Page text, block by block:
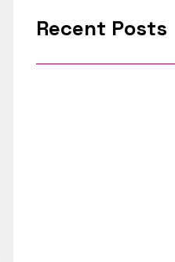
Recent Posts